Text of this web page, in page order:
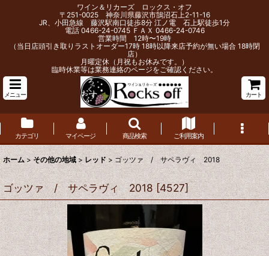
ワイン＆リカーズ ロックス・オフ
〒251-0025 神奈川県藤沢市鵠沼石上2-11-16
JR、小田急線 藤沢駅南口徒歩8分 江ノ電 石上駅徒歩1分
電話 0466-24-0745 ＦＡＸ 0466-24-0746
営業時間 12時〜19時
（当日店頭引き取りラストオーダー17時 18時以降来店予約が無い場合 18時閉
店）
月曜定休（月祝もお休みです。）
臨時休業等は業務連絡のページをご確認ください。
メニュー カート
カテゴリ マイページ 商品検索 ご利用案内
ホーム > その他の地域 > レッド > ゴッツァ / サペラヴィ 2018
ゴッツァ / サペラヴィ 2018 [4527]